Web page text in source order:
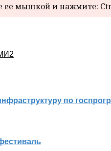
ее мышкой и нажмите:
по